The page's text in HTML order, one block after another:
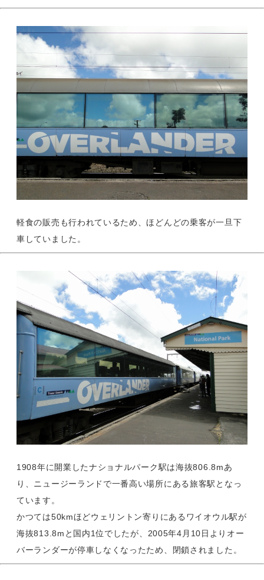
軽食の販売も行われているため、ほどんどの乗客が一旦下
車していました。
1908年に開業したナショナルパーク駅は海抜806.8mあ
り、ニュージーランドで一番高い場所にある旅客駅となっ
ています。
かつては50kmほどウェリントン寄りにあるワイオウル駅が
海抜813.8mと国内1位でしたが、2005年4月10日よりオー
バーランダーが停車しなくなったため、閉鎖されました。